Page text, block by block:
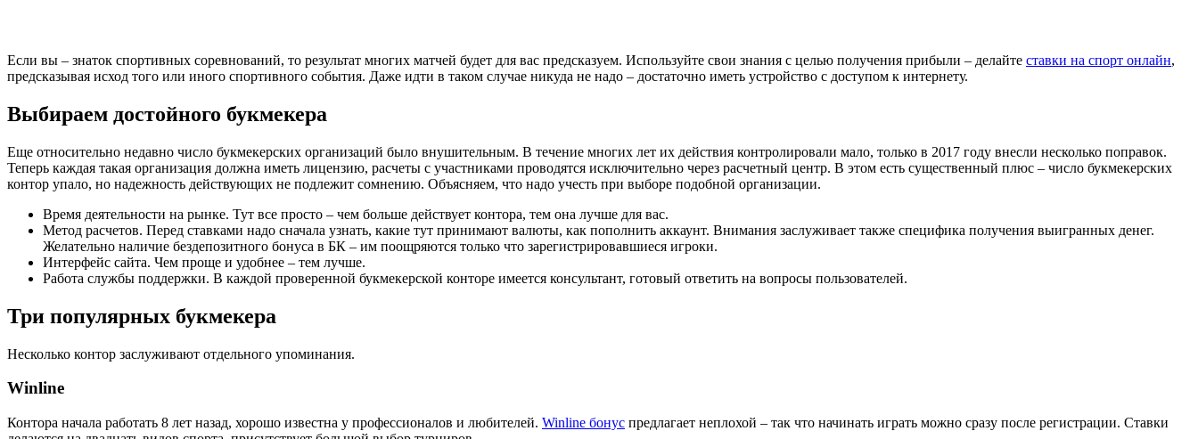
Если вы – знаток спортивных соревнований, то результат многих матчей будет для вас предсказуем. Используйте свои знания с целью получения прибыли – делайте ставки на спорт онлайн,
предсказывая исход того или иного спортивного события. Даже идти в таком случае никуда не надо – достаточно иметь устройство с доступом к интернету.
Выбираем достойного букмекера
Еще относительно недавно число букмекерских организаций было внушительным. В течение многих лет их действия контролировали мало, только в 2017 году внесли несколько поправок.
Теперь каждая такая организация должна иметь лицензию, расчеты с участниками проводятся исключительно через расчетный центр. В этом есть существенный плюс – число букмекерских
контор упало, но надежность действующих не подлежит сомнению. Объясняем, что надо учесть при выборе подобной организации.
Время деятельности на рынке. Тут все просто – чем больше действует контора, тем она лучше для вас.
Метод расчетов. Перед ставками надо сначала узнать, какие тут принимают валюты, как пополнить аккаунт. Внимания заслуживает также специфика получения выигранных денег.
Желательно наличие бездепозитного бонуса в БК – им поощряются только что зарегистрировавшиеся игроки.
Интерфейс сайта. Чем проще и удобнее – тем лучше.
Работа службы поддержки. В каждой проверенной букмекерской конторе имеется консультант, готовый ответить на вопросы пользователей.
Три популярных букмекера
Несколько контор заслуживают отдельного упоминания.
Winline
Контора начала работать 8 лет назад, хорошо известна у профессионалов и любителей. Winline бонус предлагает неплохой – так что начинать играть можно сразу после регистрации. Ставки